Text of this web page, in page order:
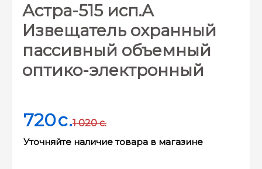
Астра-515 исп.А
Извещатель охранный
пассивный объемный
оптико-электронный
720c.
Уточняйте наличие товара в магазине
1 020 c.